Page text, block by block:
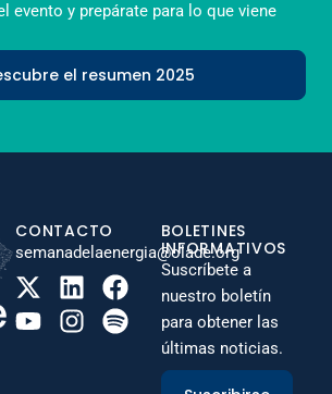
evento y prepárate para lo que viene
el resumen 2025
CONTACTO
semanadelaenergia@olade.org
BOLETINES
INFORMATIVOS
Suscríbete a
nuestro boletín
para obtener las
últimas noticias.